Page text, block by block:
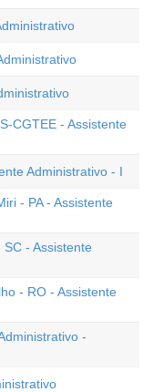
CGTEE - Assistente
Administrativo - I
- PA - Assistente
- Assistente
- RO - Assistente
-